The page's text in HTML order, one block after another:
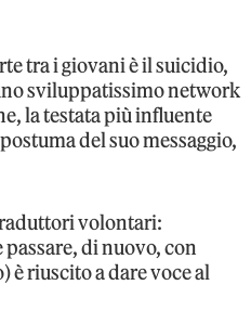
tra i giovani è il suicidio,
sviluppatissimo network
la testata più influente
del suo messaggio,
volontari:
di nuovo, con
è riuscito a dare voce al